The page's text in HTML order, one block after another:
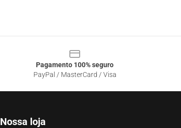
Pagamento 100% seguro
PayPal / MasterCard / Visa
Nossa loja